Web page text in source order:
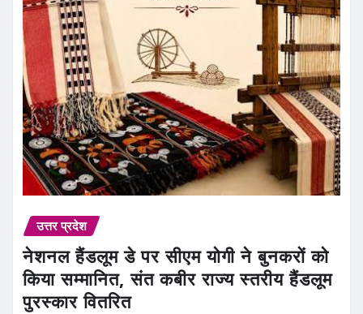
उत्तर प्रदेश
नेशनल हैंडलूम डे पर सीएम योगी ने बुनकरों को
किया सम्मानित, संत कबीर राज्य स्तरीय हैंडलूम
पुरस्कार वितरित